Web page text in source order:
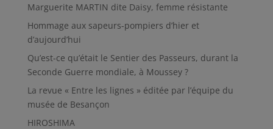
Marguerite MARTIN dite Daisy, femme résistante
Hommage aux sapeurs-pompiers d’hier et
d’aujourd’hui
Qu’est-ce qu’était le Sentier des Passeurs, durant la
Seconde Guerre mondiale, à Moussey ?
La revue « Entre les lignes » éditée par l’équipe du
musée de Besançon
HIROSHIMA